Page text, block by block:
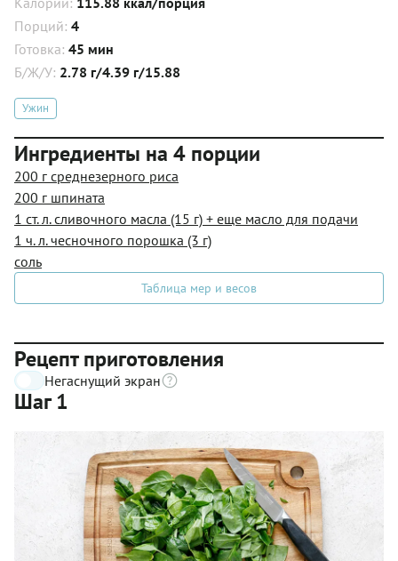
Порций: 4
Готовка: 45 мин
Б/Ж/У: 2.78 г/4.39 г/15.88
Ужин
Ингредиенты на 4 порции
200 г среднезерного риса
200 г шпината
1 ст. л. сливочного масла (15 г) + еще масло для подачи
1 ч. л. чесночного порошка (3 г)
соль
Таблица мер и весов
Рецепт приготовления
Негаснущий экран
Шаг 1